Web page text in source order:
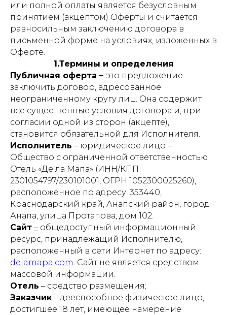
или полной оплаты является безусловным
принятием (акцептом) Оферты и считается
равносильным заключению договора в
письменной форме на условиях, изложенных в
Оферте.
1.Термины и определения
Публичная оферта – это предложение
заключить договор, адресованное
неограниченному кругу лиц. Она содержит
все существенные условия договора и, при
согласии одной из сторон (акцепте),
становится обязательной для Исполнителя.
Исполнитель – юридическое лицо –
Общество с ограниченной ответственностью
Отель «Де ла Мапа» (ИНН/КПП
2301054797/230101001, ОГРН 1052300025260),
расположенное по адресу: 353440,
Краснодарский край, Анапский район, город
Анапа, улица Протапова, дом 102.
Сайт – общедоступный информационный
ресурс, принадлежащий Исполнителю,
расположенный в сети Интернет по адресу:
delamapa.com. Сайт не является средством
массовой информации.
Отель – средство размещения;
Заказчик – дееспособное физическое лицо,
достигшее 18 лет, имеющее намерение